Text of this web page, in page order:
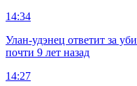
14:34
Улан-удэнец ответит за
почти 9 лет назад
14:27